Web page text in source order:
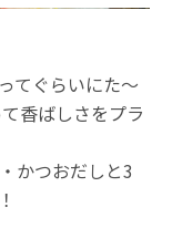
てぐらいにた～
香ばしさをプラ
かつおだしと3